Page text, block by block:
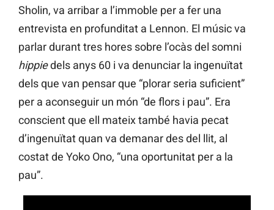
Sholin, va arribar a l’immoble per a fer una
entrevista en profunditat a Lennon. El músic va
parlar durant tres hores sobre l’ocàs del somni
hippiedels anys 60 i va denunciar la ingenuïtat
dels que van pensar que “plorar seria suficient”
per a aconseguir un món “de flors i pau”. Era
conscient que ell mateix també havia pecat
d’ingenuïtat quan va demanar des del llit, al
costat de Yoko Ono, “una oportunitat per a la
pau”.